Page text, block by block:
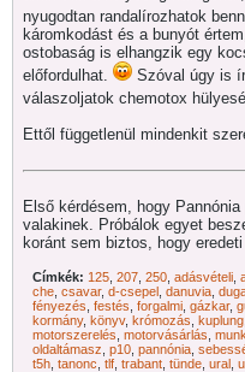
nyugodtan randalírozhatok
káromkodást és a bunyót
ostobaság is elhangzik egy
előfordulhat.
Szóval úgy is
válaszoljatok chemotox
Ettől függetlenül mindenkit
Első kérdésem, hogy
valakinek. Próbálok egyet
koránt sem biztos, hogy
Címkék: 125 207 250 adásvételi
che csavar, d-csepel danuvia
fényezés festés forgalmi gázkar,
kormány, könyv, krómozás kuplung
motorszerelés motorvásárlás
oldaltámasz p10 pannónia
t5h tanonc tlf trabant tünde ural